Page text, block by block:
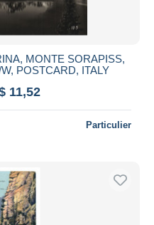
MONTE SORAPISS,
POSTCARD, ITALY
11,52
Particulier